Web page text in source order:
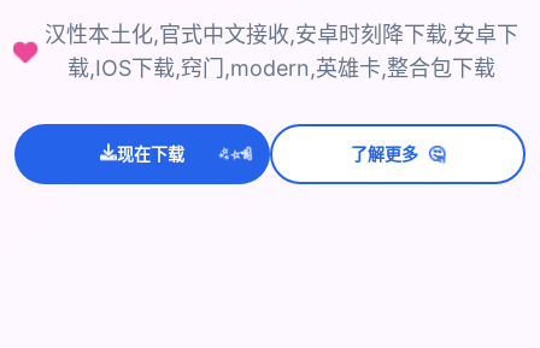
汉性本土化,官式中文接收,安卓时刻降下载,安卓下
载,IOS下载,窍门,modern,英雄卡,整合包下载
现在下载 ✨⭐💫 了解更多 🤔